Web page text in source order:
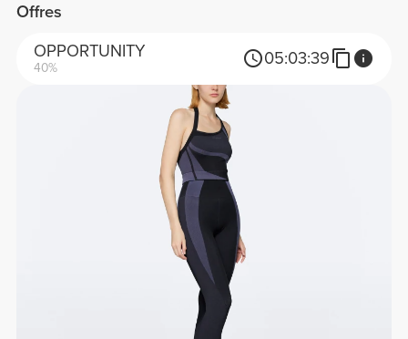
Offres
OPPORTUNITY
40% 05:03:39